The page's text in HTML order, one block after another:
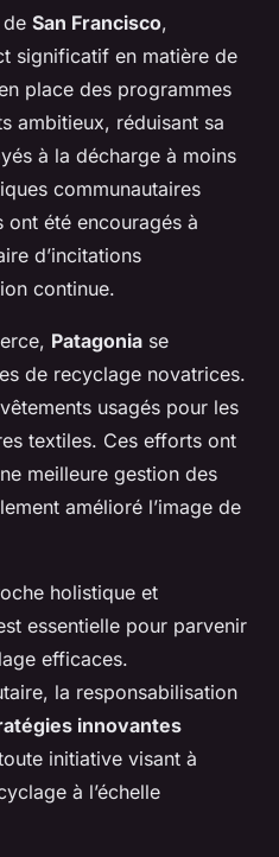
San Francisco,
significatif en matière de
place des programmes
ambitieux, réduisant sa
à la décharge à moins
communautaires
ont été encouragés à
d’incitations
continue.
Patagonia se
de recyclage novatrices.
usagés pour les
textiles. Ces efforts ont
meilleure gestion des
amélioré l’image de
holistique et
essentielle pour parvenir
efficaces.
la responsabilisation
innovantes
initiative visant à
à l’échelle